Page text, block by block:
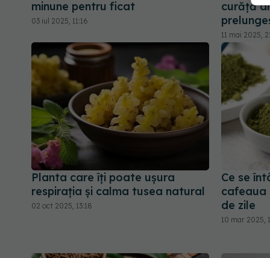
minune pentru ficat
03 iul 2025, 11:16
curăță
11 mai 2025,
Planta care îți poate ușura
respirația și calma tusea natural
02 oct 2025, 13:18
Ce se
cafeaua
de zile
10 mar 2025,